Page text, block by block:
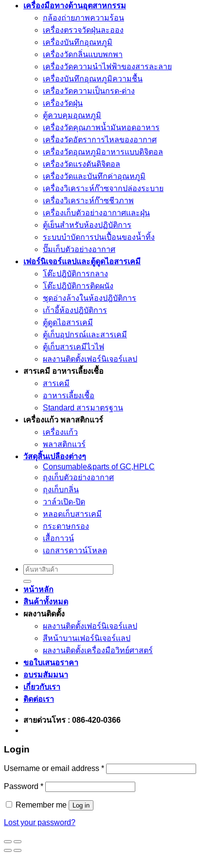
เครื่องมือทางด้านอุตสาหกรรม
กล้องถ่ายภาพความร้อน
เครื่องตรวจวัดฝุ่นละออง
เครื่องบันทึกอุณหภูมิ
เครื่องวัดกลิ่นแบบพกพา
เครื่องวัดความนําไฟฟ้าของสารละลาย
เครื่องบันทึกอุณหภูมิความชื้น
เครื่องวัดความเป็นกรด-ด่าง
เครื่องวัดฝุ่น
ตู้ควบคุมอุณหภูมิ
เครื่องวัดคุณภาพน้ำมันทอดอาหาร
เครื่องวัดอัตราการไหลของอากาศ
เครื่องวัดอุณหภูมิอาหารแบบดิจิตอล
เครื่องวัดแรงดันดิจิตอล
เครื่องวัดและบันทึกค่าอุณหภูมิ
เครื่องวิเคราะห์ก๊าซจากปล่องระบาย
เครื่องวิเคราะห์ก๊าซชีวภาพ
เครื่องเก็บตัวอย่างอากาศเเละฝุ่น
ตู้เย็นสำหรับห้องปฏิบัติการ
ระบบบำบัดการปนเปื้อนของน้ำทิ้ง
ปั๊มเก็บตัวอย่างอากาศ
เฟอร์นิเจอร์แลปและตู้ดูดไอสารเคมี
โต๊ะปฎิบัติการกลาง
โต๊ะปฎิบัติการติดผนัง
ชุดอ่างล้างในห้องปฎิบัติการ
เก้าอี้ห้องปฎิบัติการ
ตู้ดูดไอสารเคมี
ตู้เก็บอุปกรณ์เเละสารเคมี
ตู้เก็บสารเคมีไวไฟ
ผลงานติดตั้งเฟอร์นิเจอร์เเลป
สารเคมี อาหารเลี้ยงเชื้อ
สารเคมี
อาหารเลี้ยงเชื้อ
Standard สารมาตรฐาน
เครื่องเเก้ว พลาสติกแวร์
เครื่องเเก้ว
พลาสติกแวร์
วัสดุสิ้นเปลืองต่างๆ
Consumable&parts of GC,HPLC
ถุงเก็บตัวอย่างอากาศ
ถุงเก็บกลิ่น
วาล์วเปิด-ปิด
หลอดเก็บสารเคมี
กระดาษกรอง
เสื้อกาวน์
เอกสารดาวน์โหลด
Search
for:
หน้าหลัก
สินค้าทั้งหมด
ผลงานติดตั้ง
ผลงานติดตั้งเฟอร์นิเจอร์เเลป
สีหน้าบานเฟอร์นิเจอร์เเลป
ผลงานติดตั้งเครื่องมือวิทย์ศาสตร์
ขอใบเสนอราคา
อบรมสัมมนา
เกี่ยวกับเรา
ติดต่อเรา
สายด่วนโทร : 086-420-0366
Login
Username or email address *
Password *
Remember me Log in
Lost your password?